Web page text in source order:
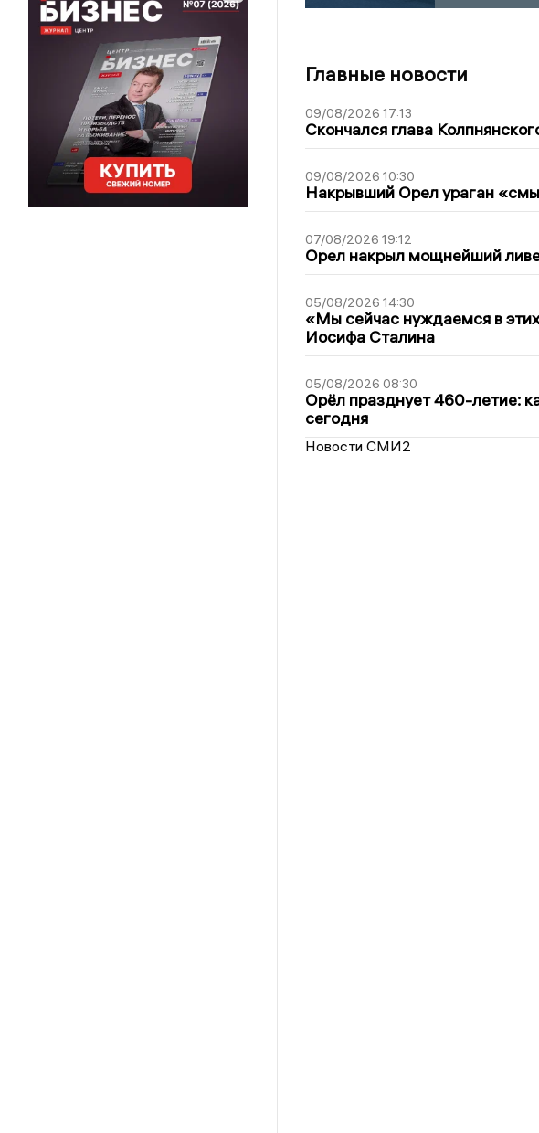
Главные новости
09/08/2026 17:13
Скончался глава
09/08/2026 10:30
Накрывший Орел ураган
07/08/2026 19:12
Орел накрыл мощнейший
05/08/2026 14:30
«Мы сейчас нуждаемся в
Иосифа Сталина
05/08/2026 08:30
Орёл празднует 460-летие:
сегодня
Новости СМИ2